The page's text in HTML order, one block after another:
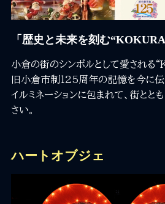
「歴史と未来を刻む
小倉の街のシンボルとして愛される
旧小倉市制125周年の記憶を今に伝え
イルミネーションに包まれて、街とと
さい。
ハートオブジェ